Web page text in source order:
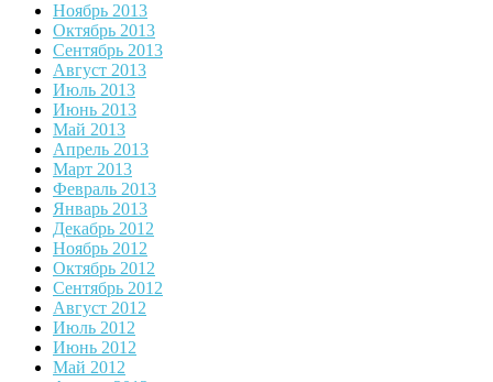
Ноябрь 2013
Октябрь 2013
Сентябрь 2013
Август 2013
Июль 2013
Июнь 2013
Май 2013
Апрель 2013
Март 2013
Февраль 2013
Январь 2013
Декабрь 2012
Ноябрь 2012
Октябрь 2012
Сентябрь 2012
Август 2012
Июль 2012
Июнь 2012
Май 2012